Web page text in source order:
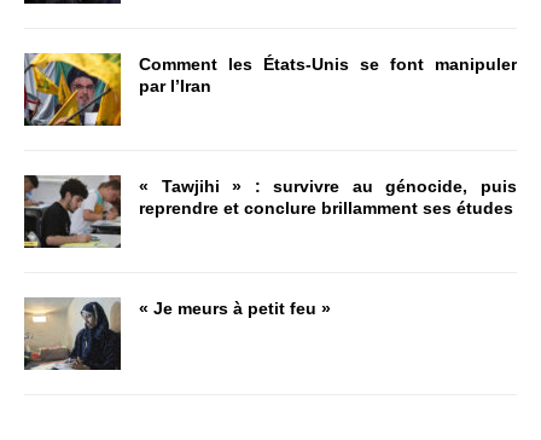
Comment les États-Unis se font manipuler
par l’Iran
« Tawjihi » : survivre au génocide, puis
reprendre et conclure brillamment ses études
« Je meurs à petit feu »